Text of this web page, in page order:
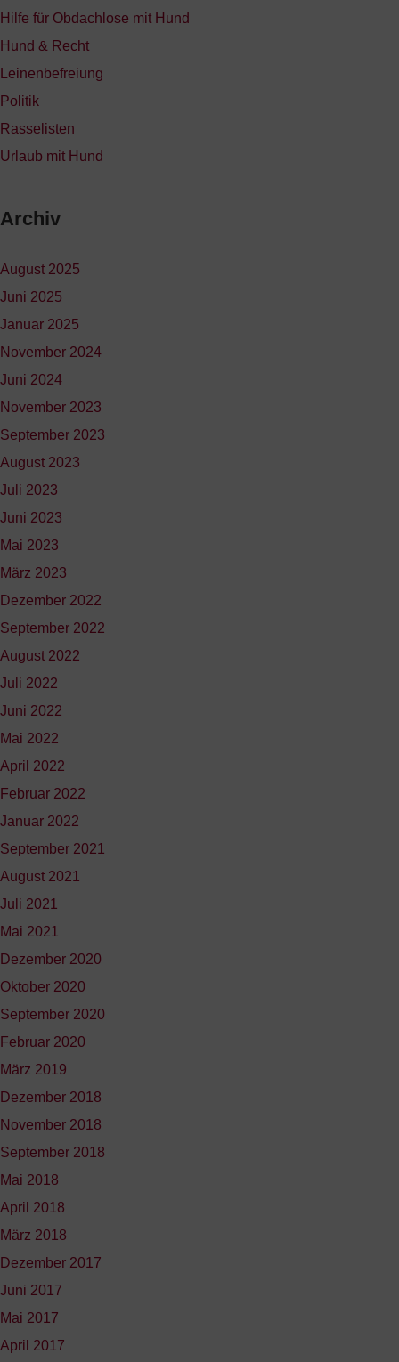
Hilfe für Obdachlose mit Hund
Hund & Recht
Leinenbefreiung
Politik
Rasselisten
Urlaub mit Hund
Archiv
August 2025
Juni 2025
Januar 2025
November 2024
Juni 2024
November 2023
September 2023
August 2023
Juli 2023
Juni 2023
Mai 2023
März 2023
Dezember 2022
September 2022
August 2022
Juli 2022
Juni 2022
Mai 2022
April 2022
Februar 2022
Januar 2022
September 2021
August 2021
Juli 2021
Mai 2021
Dezember 2020
Oktober 2020
September 2020
Februar 2020
März 2019
Dezember 2018
November 2018
September 2018
Mai 2018
April 2018
März 2018
Dezember 2017
Juni 2017
Mai 2017
April 2017